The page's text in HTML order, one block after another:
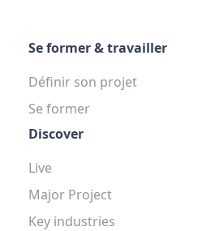
Se former & travailler
Définir son projet
Se former
Discover
Live
Major Project
Key industries